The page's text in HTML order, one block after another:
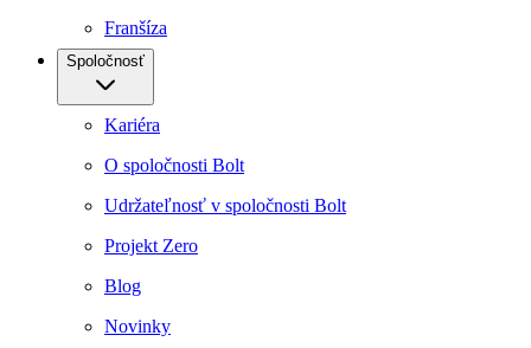
Franšíza
Spoločnosť
Kariéra
O spoločnosti Bolt
Udržateľnosť v spoločnosti Bolt
Projekt Zero
Blog
Novinky